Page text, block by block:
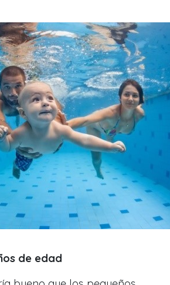
de edad